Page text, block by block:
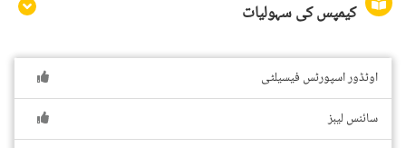
کیمپس کی سہولیات
اوٹڈور اسپورٹس فیسیلٹی
سائنس لیبز